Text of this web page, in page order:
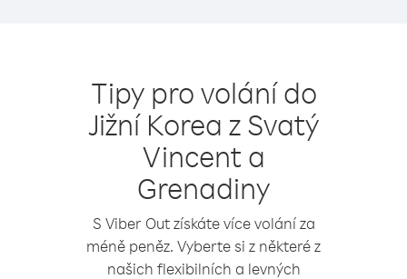
Tipy pro volání do
Jižní Korea z Svatý
Vincent a
Grenadiny
S Viber Out získáte více volání za
méně peněz. Vyberte si z některé z
našich flexibilních a levných